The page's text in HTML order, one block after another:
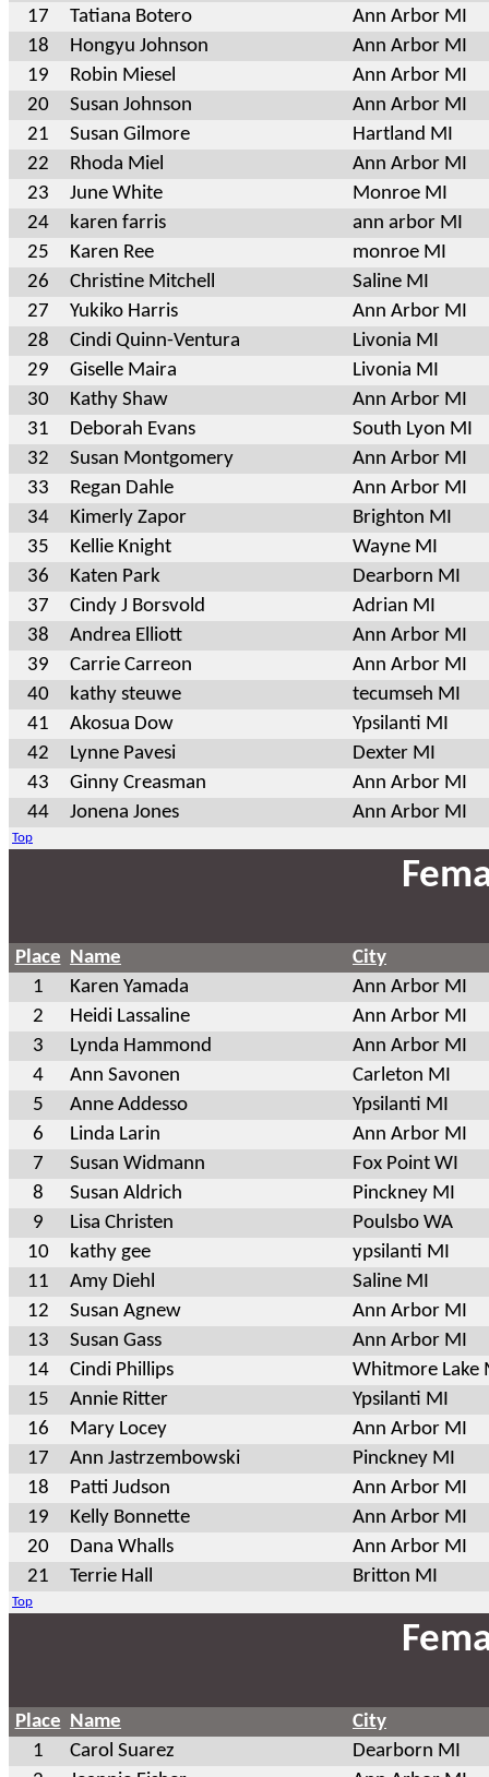
17
Tatiana Botero
Ann Arbor MI
18
Hongyu Johnson
Ann Arbor MI
19
Robin Miesel
Ann Arbor MI
20
Susan Johnson
Ann Arbor MI
21
Susan Gilmore
Hartland MI
22
Rhoda Miel
Ann Arbor MI
23
June White
Monroe MI
24
karen farris
ann arbor MI
25
Karen Ree
monroe MI
26
Christine Mitchell
Saline MI
27
Yukiko Harris
Ann Arbor MI
28
Cindi Quinn-Ventura
Livonia MI
29
Giselle Maira
Livonia MI
30
Kathy Shaw
Ann Arbor MI
31
Deborah Evans
South Lyon MI
32
Susan Montgomery
Ann Arbor MI
33
Regan Dahle
Ann Arbor MI
34
Kimerly Zapor
Brighton MI
35
Kellie Knight
Wayne MI
36
Katen Park
Dearborn MI
37
Cindy J Borsvold
Adrian MI
38
Andrea Elliott
Ann Arbor MI
39
Carrie Carreon
Ann Arbor MI
40
kathy steuwe
tecumseh MI
41
Akosua Dow
Ypsilanti MI
42
Lynne Pavesi
Dexter MI
43
Ginny Creasman
Ann Arbor MI
44
Jonena Jones Ann Arbor MI
Top
Place Name
City
1
Karen Yamada
Ann Arbor MI
2
Heidi Lassaline
Ann Arbor MI
3
Lynda Hammond
Ann Arbor MI
4
Ann Savonen
Carleton MI
5
Anne Addesso
Ypsilanti MI
6
Linda Larin
Ann Arbor MI
7
Susan Widmann
Fox Point WI
8
Susan Aldrich
Pinckney MI
9
Lisa Christen
Poulsbo WA
10
kathy gee
ypsilanti MI
11
Amy Diehl
Saline MI
12
Susan Agnew
Ann Arbor MI
13
Susan Gass
Ann Arbor MI
14
Cindi Phillips
Whitmore Lake
15
Annie Ritter
Ypsilanti MI
16
Mary Locey
Ann Arbor MI
17
Ann Jastrzembowski
Pinckney MI
18
Patti Judson
Ann Arbor MI
19
Kelly Bonnette
Ann Arbor MI
20
Dana Whalls
Ann Arbor MI
21
Terrie Hall Britton MI
Top
Place Name
City
1
Carol Suarez
Dearborn MI